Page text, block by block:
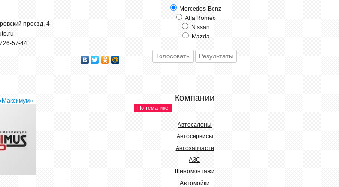
проезд, 4
57-44
Mercedes-Benz
Alfa Romeo
Nissan
Mazda
Компании
По тематике
Автосалоны
Автосервисы
Автозапчасти
АЗС
Шиномонтажи
Автомойки